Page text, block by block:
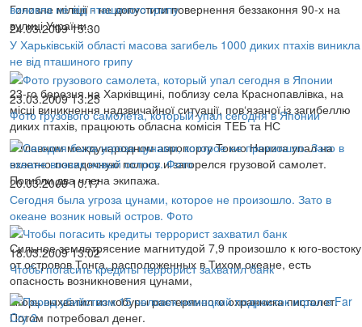
Головне міліції - не допустити повернення беззаконня 90-х на
вулиці України.
24.03.2009 15:30
У Харьківській області масова загибель 1000 диких птахів виникла
не від пташиного грипу
23-го березня на Харківщині, поблизу села Краснопавлівка, на
місці виникнення надзвичайної ситуації, пов‘язаної із загибеллю
диких птахів, працюють обласна комісія ТЕБ та НС
23.03.2009 13:25
Фото грузового самолета, который упал сегодня в Японии
В главном международном аэропорту Токио Нарита упал на
взлетно-посадочную полосу и загорелся грузовой самолет.
Погибли два члена экипажа.
20.03.2009 10:17
Сегодня была угроза цунами, которое не произошло. Зато в
океане возник новый остров. Фото
Сильное землетрясение магнитудой 7,9 произошло к юго-востоку
от островов Тонга, расположенных в Тихом океане, есть
опасность возникновения цунами,
18.03.2009 13:02
Чтобы погасить кредиты террорист захватил банк
Игорь выхватил из кобуры растерянного охранника пистолет.
Потом потребовал денег.